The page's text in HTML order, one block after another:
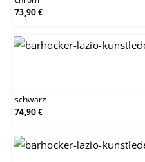
73,90 €
schwarz
74,90 €